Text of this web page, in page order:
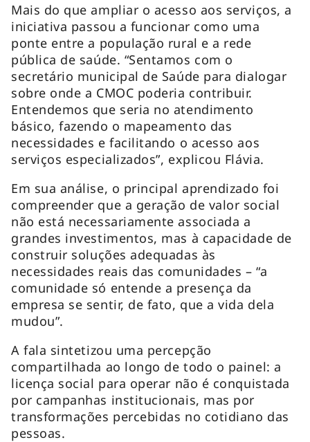
Mais do que ampliar o acesso aos serviços, a
iniciativa passou a funcionar como uma
ponte entre a população rural e a rede
pública de saúde. “Sentamos com o
secretário municipal de Saúde para dialogar
sobre onde a CMOC poderia contribuir.
Entendemos que seria no atendimento
básico, fazendo o mapeamento das
necessidades e facilitando o acesso aos
serviços especializados”, explicou Flávia.
Em sua análise, o principal aprendizado foi
compreender que a geração de valor social
não está necessariamente associada a
grandes investimentos, mas à capacidade de
construir soluções adequadas às
necessidades reais das comunidades – “a
comunidade só entende a presença da
empresa se sentir, de fato, que a vida dela
mudou”.
A fala sintetizou uma percepção
compartilhada ao longo de todo o painel: a
licença social para operar não é conquistada
por campanhas institucionais, mas por
transformações percebidas no cotidiano das
pessoas.